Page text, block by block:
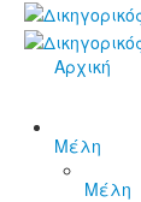
Αρχική
Μέλη
Μέλη